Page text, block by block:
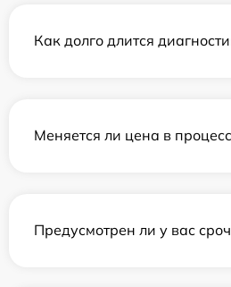
Как долго длится
Меняется ли цена в
Предусмотрен ли у вас